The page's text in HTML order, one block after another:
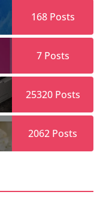
168Posts
7Posts
25320Posts
2062 Posts